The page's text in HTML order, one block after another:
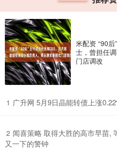
米配资 “90
士，曾担任
门店调改
1 广升网 5月9日晶能转债上涨
2 闻喜策略 取得大胜的高市早苗,
又一下的警钟